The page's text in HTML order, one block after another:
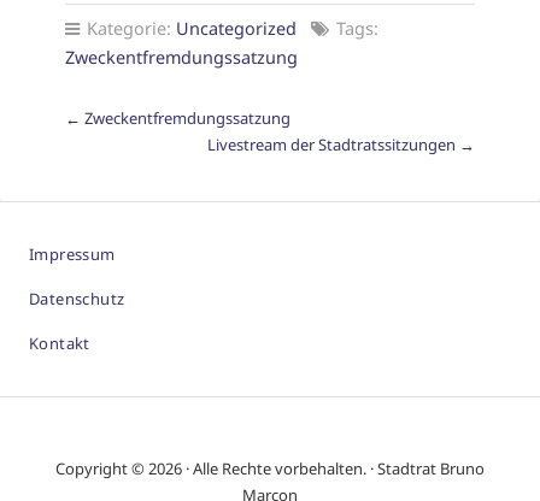
Kategorie: Uncategorized
Tags:
Zweckentfremdungssatzung
← Zweckentfremdungssatzung
Livestream der Stadtratssitzungen →
Impressum
Datenschutz
Kontakt
Copyright © 2026 · Alle Rechte vorbehalten. · Stadtrat Bruno
Marcon